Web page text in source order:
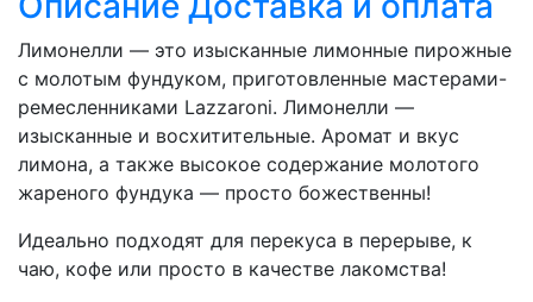
Лимонелли — это изысканные лимонные пирожные
с молотым фундуком, приготовленные мастерами-
ремесленниками Lazzaroni. Лимонелли —
изысканные и восхитительные. Аромат и вкус
лимона, а также высокое содержание молотого
жареного фундука — просто божественны!
Идеально подходят для перекуса в перерыве, к
чаю, кофе или просто в качестве лакомства!